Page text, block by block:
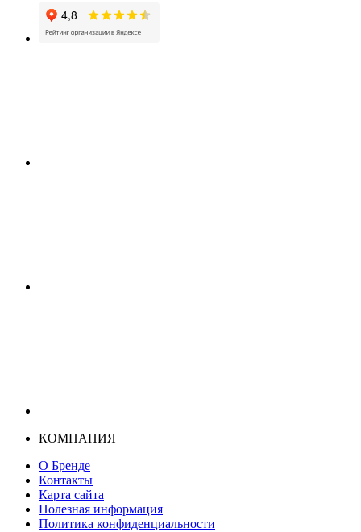
КОМПАНИЯ
О Бренде
Контакты
Карта сайта
Полезная информация
Политика конфиденциальности